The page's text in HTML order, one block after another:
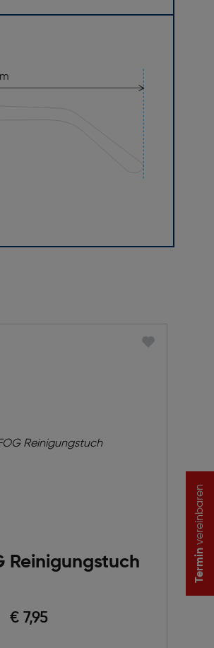
Reinigungstuch
€ 7,95
Termin
vereinbaren